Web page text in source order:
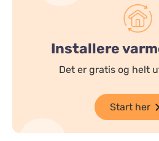
Installere
Det er gratis og helt
Start her